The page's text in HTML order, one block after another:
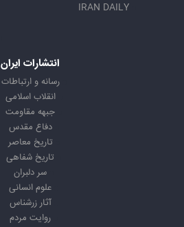
IRAN DAILY
انتشارات ایران
رسانه و ارتباطات
انقلاب اسلامی
جبهه مقاومت
دفاع مقدس
تاریخ معاصر
تاریخ شفاهی
سر دلبران
علوم انسانی
آثار زرشناس
روایت مردم